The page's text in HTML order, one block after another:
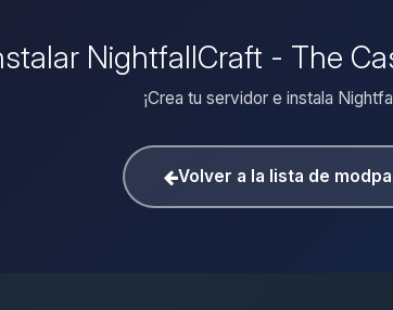
NightfallCraft - The
¡Crea tu servidor e instala
Volver a la lista de